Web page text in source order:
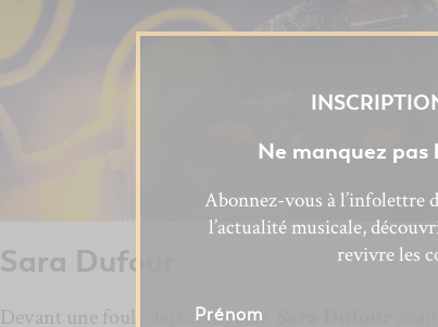
Sara Dufour
Devant une foule déjà compacte,
Ne manquez pas
Abonnez-vous à l’infolettre
l’actualité musicale,
revivre les
Prénom